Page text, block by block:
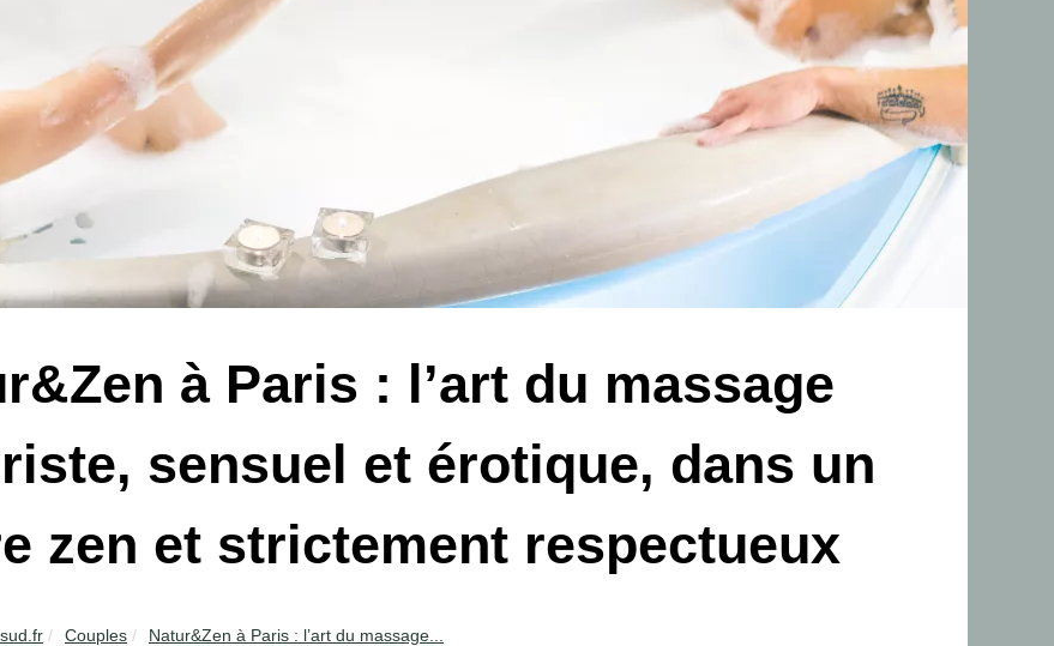
à Paris : l’art du massage
sensuel et érotique, dans un
zen et strictement respectueux
Couples Natur&Zen à Paris : l’art du massage...